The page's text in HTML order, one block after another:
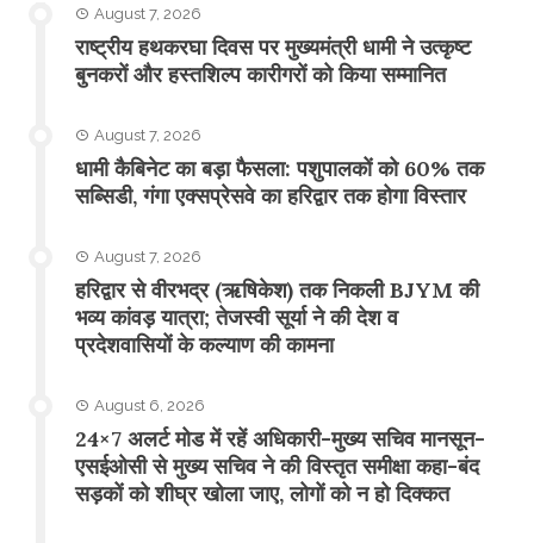
August 7, 2026
राष्ट्रीय हथकरघा दिवस पर मुख्यमंत्री धामी ने उत्कृष्ट
बुनकरों और हस्तशिल्प कारीगरों को किया सम्मानित
August 7, 2026
​धामी कैबिनेट का बड़ा फैसला: पशुपालकों को 60% तक
सब्सिडी, गंगा एक्सप्रेसवे का हरिद्वार तक होगा विस्तार
August 7, 2026
​हरिद्वार से वीरभद्र (ऋषिकेश) तक निकली BJYM की
भव्य कांवड़ यात्रा; तेजस्वी सूर्या ने की देश व
प्रदेशवासियों के कल्याण की कामना
August 6, 2026
24×7 अलर्ट मोड में रहें अधिकारी-मुख्य सचिव मानसून-
एसईओसी से मुख्य सचिव ने की विस्तृत समीक्षा कहा-बंद
सड़कों को शीघ्र खोला जाए, लोगों को न हो दिक्कत